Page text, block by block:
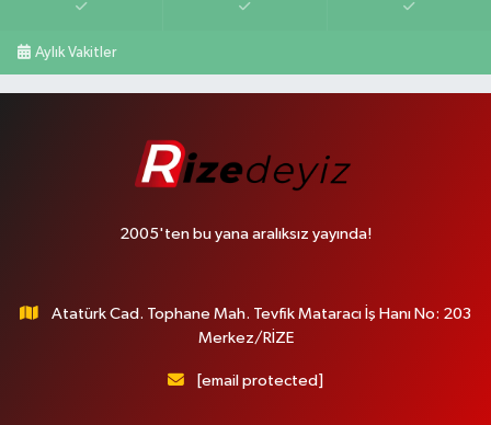
Aylık Vakitler
2005'ten bu yana aralıksız yayında!
Atatürk Cad. Tophane Mah. Tevfik Mataracı İş Hanı No: 203
Merkez/RİZE
[email protected]